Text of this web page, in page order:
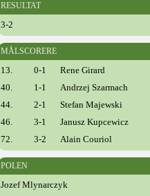
RESULTAT
3-2
MÅLSCORERE
13. 0-1 Rene Girard
40.
1-1
Andrzej Szarmach
44.
2-1
Stefan Majewski
46.
3-1
Janusz Kupcewicz
72.
3-2 Alain Couriol
POLEN
Jozef Mlynarczyk